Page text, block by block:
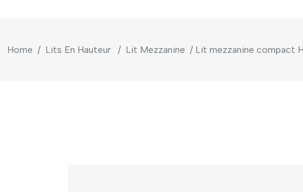
Home / Lits En Hauteur / Lit Mezzanine / Lit mezzanine compact